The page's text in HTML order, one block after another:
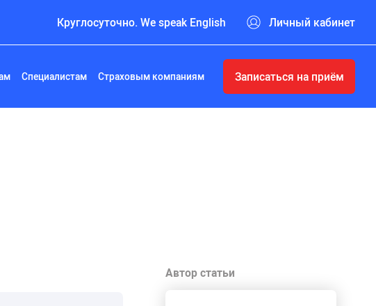
Круглосуточно. We speak English Личный кабинет
Специалистам Страховым компаниям Записаться на приём
Автор статьи